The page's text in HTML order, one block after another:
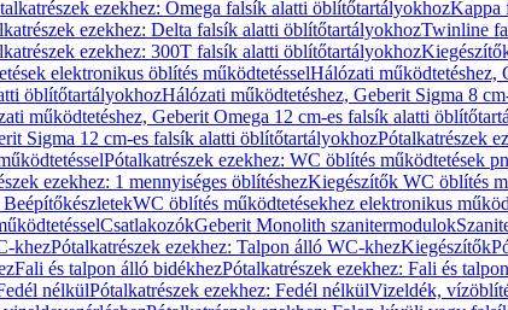
ezekhez: Omega falsík alatti öblítőtartályokhozKappa
ezekhez: Delta falsík alatti öblítőtartályokhozTwinline
ezekhez: 300T falsík alatti öblítőtartályokhoz
elektronikus öblítés működtetésselHálózati működtetéshez,
öblítőtartályokhozHálózati működtetéshez, Geberit Sigma 8
működtetéshez, Geberit Omega 12 cm-es falsík alatti
Sigma 12 cm-es falsík alatti öblítőtartályokhozPótalkatrészek
Pótalkatrészek ezekhez: WC öblítés működtetések
ezekhez: 1 mennyiséges öblítéshezKiegészítők WC öblítés
WC öblítés működtetésekhez elektronikus
CsatlakozókGeberit Monolith szanitermodulok
khezPótalkatrészek ezekhez: Talpon álló WC-khezKiegészítők
Fali és talpon álló bidékhezPótalkatrészek ezekhez: Fali és
nélkülPótalkatrészek ezekhez: Fedél nélkülVizeldék,